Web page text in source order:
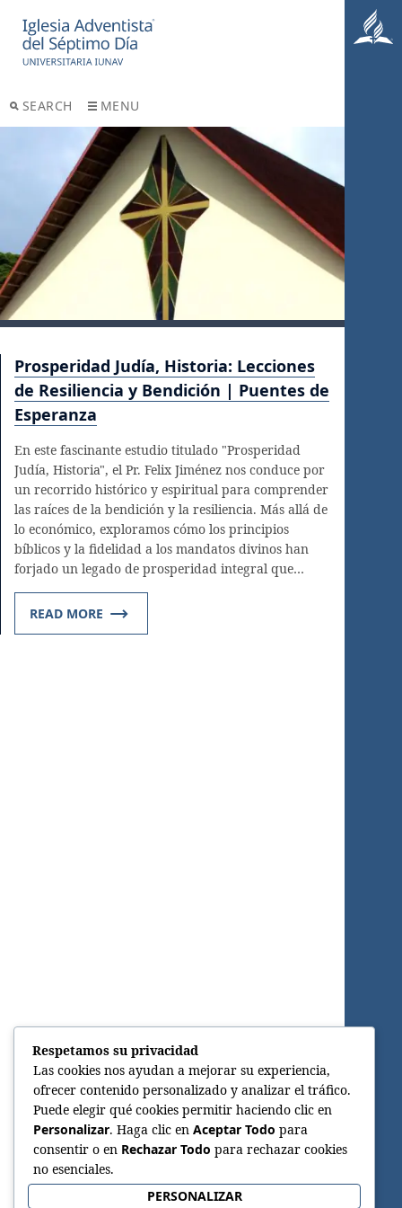
SEARCH MENU
Prosperidad Judía, Historia: Lecciones
de Resiliencia y Bendición | Puentes de
Esperanza
En este fascinante estudio titulado "Prosperidad
Judía, Historia", el Pr. Felix Jiménez nos conduce por
un recorrido histórico y espiritual para comprender
las raíces de la bendición y la resiliencia. Más allá de
lo económico, exploramos cómo los principios
bíblicos y la fidelidad a los mandatos divinos han
forjado un legado de prosperidad integral que…
READ MORE
Respetamos su privacidad
Las cookies nos ayudan a mejorar su experiencia,
ofrecer contenido personalizado y analizar el tráfico.
Puede elegir qué cookies permitir haciendo clic en
Personalizar. Haga clic en Aceptar Todo para
consentir o en Rechazar Todo para rechazar cookies
no esenciales.
PERSONALIZAR